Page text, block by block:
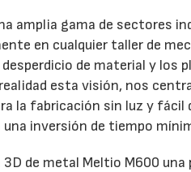
amplia gama de sectores
en cualquier taller de
de material y los
esta visión, nos
la fabricación sin luz y fácil
inversión de tiempo
de metal Meltio M600